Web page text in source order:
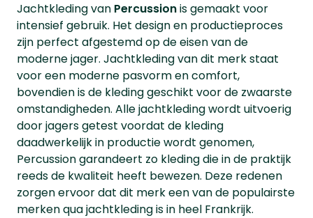
Jachtkleding van Percussionis gemaakt voor
intensief gebruik. Het design en productieproces
zijn perfect afgestemd op de eisen van de
moderne jager. Jachtkleding van dit merk staat
voor een moderne pasvorm en comfort,
bovendien is de kleding geschikt voor de zwaarste
omstandigheden. Alle jachtkleding wordt uitvoerig
door jagers getest voordat de kleding
daadwerkelijk in productie wordt genomen,
Percussion garandeert zo kleding die in de praktijk
reeds de kwaliteit heeft bewezen. Deze redenen
zorgen ervoor dat dit merk een van de populairste
merken qua jachtkleding is in heel Frankrijk.